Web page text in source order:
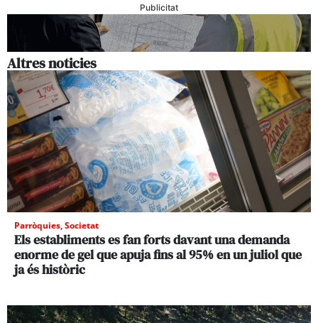
Publicitat
Altres noticies
Parròquies,Societat
Els establiments es fan forts davant una demanda
enorme de gel que apuja fins al 95% en un juliol que
ja és històric